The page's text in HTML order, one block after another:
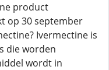
product
op 30 september
Ivermectine is
die worden
wordt in